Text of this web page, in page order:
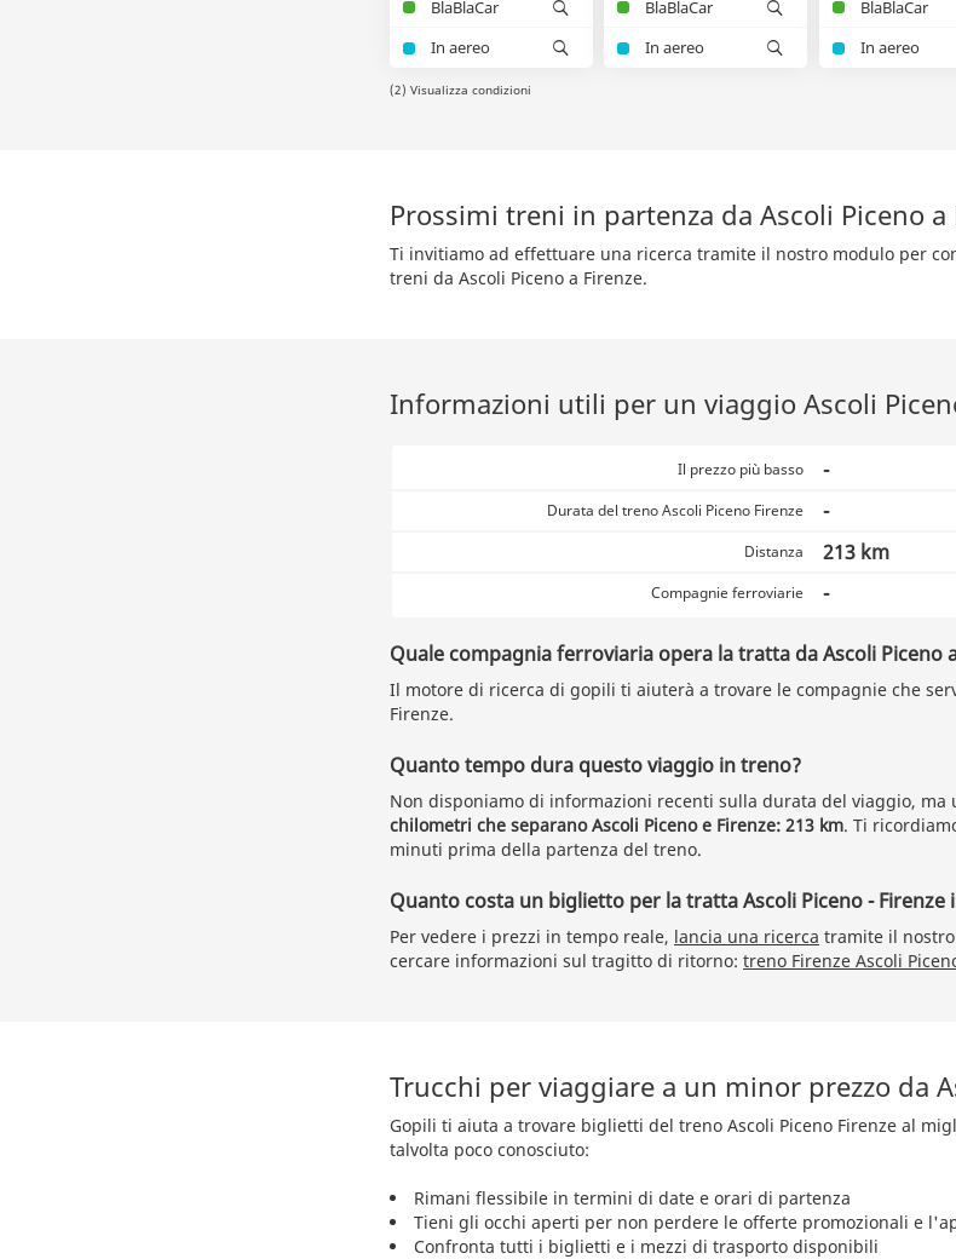
BlaBlaCar
In aereo
BlaBlaCar
In aereo
BlaBlaCar
In aereo
(2) Visualizza condizioni
Prossimi treni in partenza da Ascoli Piceno a
Ti invitiamo ad effettuare una ricerca tramite il nostro modulo per
treni da Ascoli Piceno a Firenze.
Informazioni utili per un viaggio Ascoli
Il prezzo più basso -
Durata del treno Ascoli Piceno Firenze -
Distanza 213 km
Compagnie ferroviarie -
Quale compagnia ferroviaria opera la tratta da Ascoli Piceno
Il motore di ricerca di gopili ti aiuterà a trovare le compagnie che
Firenze.
Quanto tempo dura questo viaggio in treno?
Non disponiamo di informazioni recenti sulla durata del viaggio, ma
chilometri che separano Ascoli Piceno e Firenze: 213 km. Ti
minuti prima della partenza del treno.
Quanto costa un biglietto per la tratta Ascoli Piceno - Firenze
Per vedere i prezzi in tempo reale, lancia una ricerca tramite il
cercare informazioni sul tragitto di ritorno: treno Firenze Ascoli
Trucchi per viaggiare a un minor prezzo da
Gopili ti aiuta a trovare biglietti del treno Ascoli Piceno Firenze al
talvolta poco conosciuto:
Rimani flessibile in termini di date e orari di partenza
Tieni gli occhi aperti per non perdere le offerte promozionali e
Confronta tutti i biglietti e i mezzi di trasporto disponibili